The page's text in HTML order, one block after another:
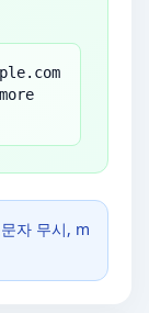
자 무시, m